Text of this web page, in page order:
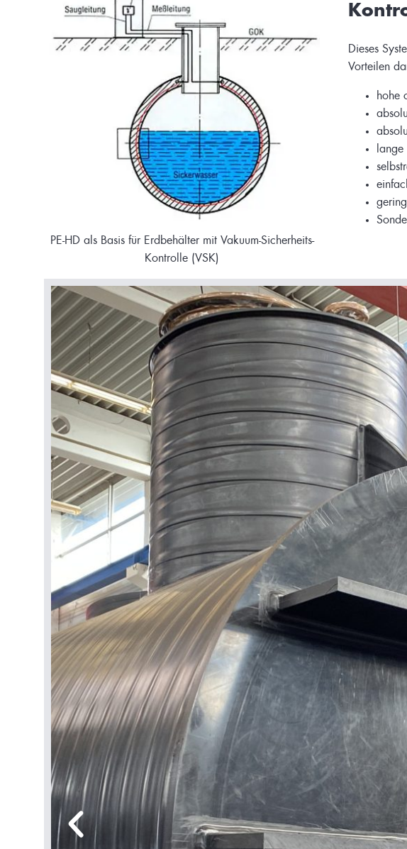
PE-HD als Basis für Erdbehälter mit Vakuum-Sicherheits-
Kontrolle (VSK)
Dieses
Vorteilen
hohe
lange